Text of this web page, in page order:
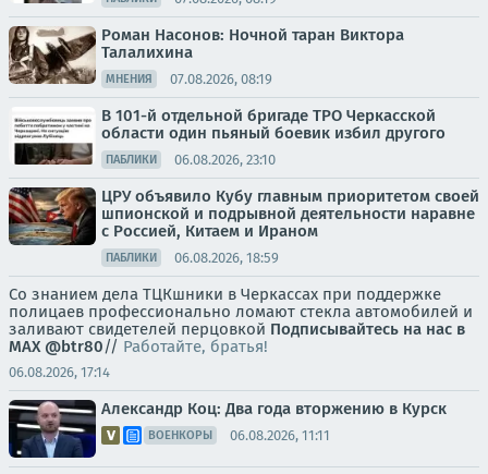
Роман Насонов: Ночной таран Виктора
Талалихина
МНЕНИЯ 07.08.2026, 08:19
В 101-й отдельной бригаде ТРО Черкасской
области один пьяный боевик избил другого
ПАБЛИКИ 06.08.2026, 23:10
ЦРУ объявило Кубу главным приоритетом своей
шпионской и подрывной деятельности наравне
с Россией, Китаем и Ираном
ПАБЛИКИ 06.08.2026, 18:59
Со знанием дела ТЦКшники в Черкассах при поддержке
полицаев профессионально ломают стекла автомобилей и
заливают свидетелей перцовкой Подписывайтесь на нас в
MAX @btr80// Работайте, братья!
06.08.2026, 17:14
Александр Коц: Два года вторжению в Курск
ВОЕНКОРЫ 06.08.2026, 11:11